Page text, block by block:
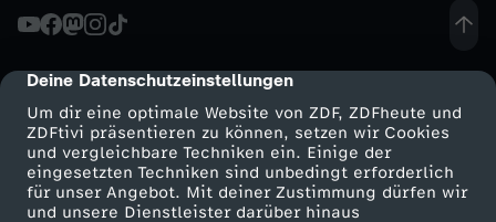
cmp-dialog-description
Deine Datenschutzeinstellungen
Um dir eine optimale Website von ZDF, ZDFheute und
ZDFtivi präsentieren zu können, setzen wir Cookies
und vergleichbare Techniken ein. Einige der
eingesetzten Techniken sind unbedingt erforderlich
für unser Angebot. Mit deiner Zustimmung dürfen wir
und unsere Dienstleister darüber hinaus
S
c
h
n
Mehr ZDF Service